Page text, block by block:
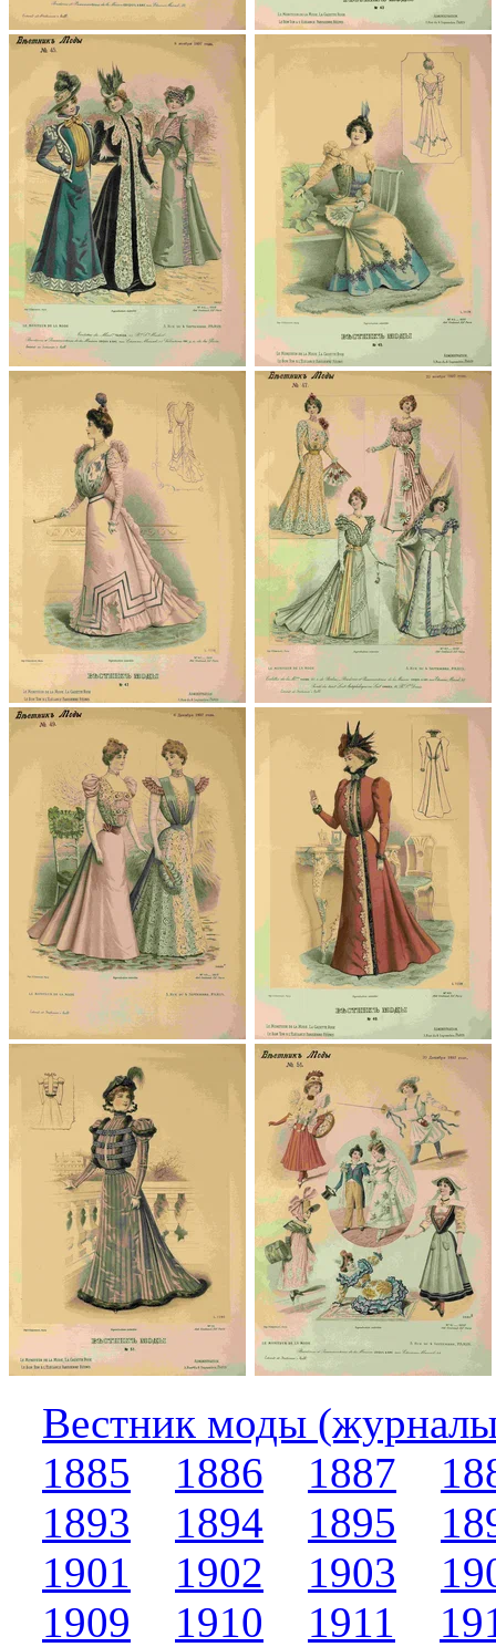
Вестник моды
1885
1886 1887
1893
1894 1895
1901
1902 1903
1909
1910 1911